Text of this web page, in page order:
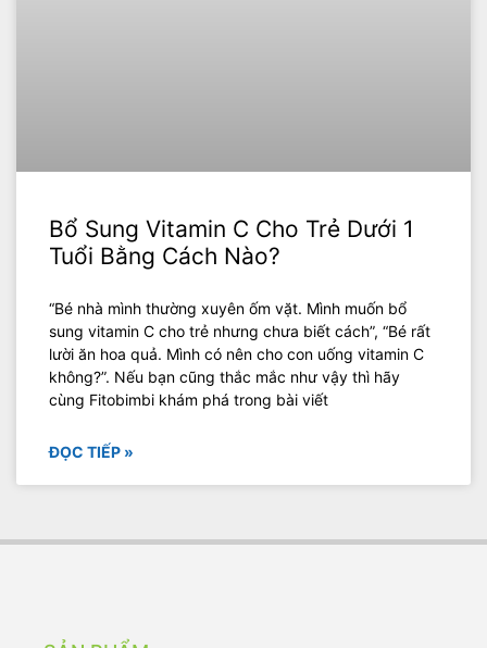
Bổ Sung Vitamin C Cho Trẻ Dưới 1
Tuổi Bằng Cách Nào?
“Bé nhà mình thường xuyên ốm vặt. Mình muốn bổ
sung vitamin C cho trẻ nhưng chưa biết cách”, “Bé rất
lười ăn hoa quả. Mình có nên cho con uống vitamin C
không?”. Nếu bạn cũng thắc mắc như vậy thì hãy
cùng Fitobimbi khám phá trong bài viết
ĐỌC TIẾP »